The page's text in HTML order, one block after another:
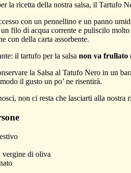
la ricetta della nostra salsa, il Tartufo
con un pennellino e un panno
filo di acqua corrente e puliscilo
con della carta assorbente.
il tartufo per la salsa non va frullato
la Salsa al Tatufo Nero in un
il gusto un po’ ne risentirà.
non ci resta che lasciarti alla nostra
vergine di oliva